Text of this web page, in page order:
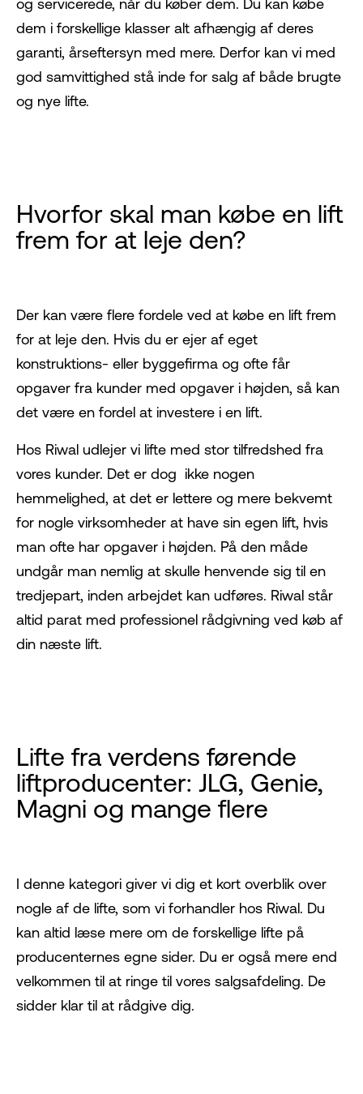
og servicerede, når du køber dem. Du kan købe
dem i forskellige klasser alt afhængig af deres
garanti, årseftersyn med mere. Derfor kan vi med
god samvittighed stå inde for salg af både brugte
og nye lifte.
Hvorfor skal man købe en lift
frem for at leje den?
Der kan være flere fordele ved at købe en lift frem
for at leje den. Hvis du er ejer af eget
konstruktions- eller byggefirma og ofte får
opgaver fra kunder med opgaver i højden, så kan
det være en fordel at investere i en lift.
Hos Riwal udlejer vi lifte med stor tilfredshed fra
vores kunder. Det er dog ikke nogen
hemmelighed, at det er lettere og mere bekvemt
for nogle virksomheder at have sin egen lift, hvis
man ofte har opgaver i højden. På den måde
undgår man nemlig at skulle henvende sig til en
tredjepart, inden arbejdet kan udføres. Riwal står
altid parat med professionel rådgivning ved køb af
din næste lift.
Lifte fra verdens førende
liftproducenter: JLG, Genie,
Magni og mange flere
I denne kategori giver vi dig et kort overblik over
nogle af de lifte, som vi forhandler hos Riwal. Du
kan altid læse mere om de forskellige lifte på
producenternes egne sider. Du er også mere end
velkommen til at ringe til vores salgsafdeling. De
sidder klar til at rådgive dig.